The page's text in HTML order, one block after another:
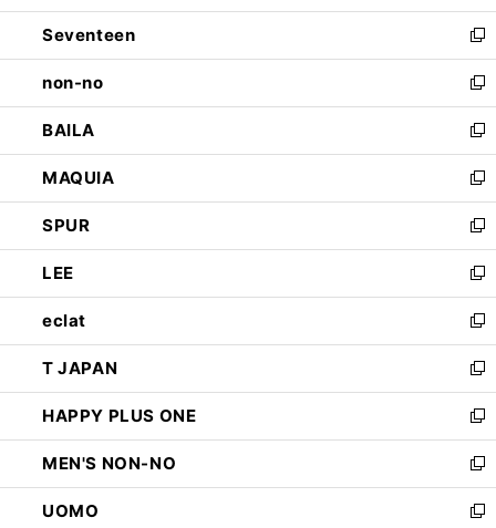
開
く
ウ
で
開
く
ン
ド
ウ
で
開
く
Seventeen
新
し
い
ウ
ィ
ン
ド
ウ
で
開
く
non-no
新
し
い
ウ
ィ
ン
ド
ウ
で
開
く
BAILA
新
し
い
ウ
ィ
ン
ド
ウ
で
開
く
MAQUIA
新
し
い
ウ
ィ
ン
ド
ウ
で
開
く
SPUR
新
し
い
ウ
ィ
ン
ド
ウ
で
開
く
LEE
新
し
い
ウ
ィ
ン
ド
ウ
で
開
く
eclat
新
し
い
ウ
ィ
ン
ド
ウ
で
T JAPAN
新
し
い
ウ
ィ
ン
ド
HAPPY PLUS ONE
新
し
い
ウ
ィ
MEN'S NON-NO
新
し
い
UOMO
新